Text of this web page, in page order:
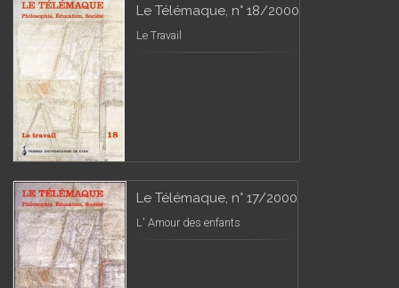
Le Télémaque, n° 18/2000
Le Travail
Le Télémaque, n° 17/2000
L' Amour des enfants